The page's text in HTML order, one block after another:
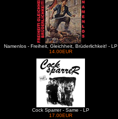
Namenlos - Freiheit, Gleichheit, Brüderlichkeit! - LP
14.00EUR
Cock Sparrer - Same - LP
17.00EUR